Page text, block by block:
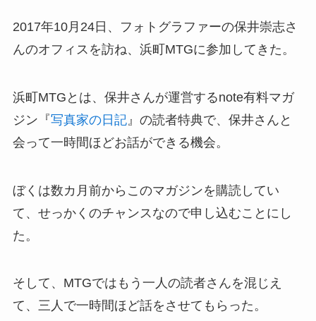
2017年10月24日、フォトグラファーの保井崇志さ
んのオフィスを訪ね、浜町MTGに参加してきた。
浜町MTGとは、保井さんが運営するnote有料マガ
ジン『写真家の日記』の読者特典で、保井さんと
会って一時間ほどお話ができる機会。
ぼくは数カ月前からこのマガジンを購読してい
て、せっかくのチャンスなので申し込むことにし
た。
そして、MTGではもう一人の読者さんを混じえ
て、三人で一時間ほど話をさせてもらった。